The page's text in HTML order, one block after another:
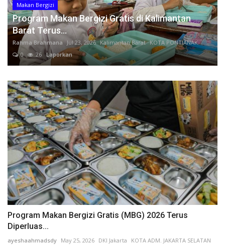
APKOMINDO dan APTIKNAS Dukung Pembentukan Konsorsium Nasional AI Humanoid Indonesia, Dorong Kolaborasi, Standarisasi, dan Aspek Safety Menuju Indonesia sebagai Pemain Global
Ketua Umum APKOMINDO: HUT Bhayangkara ke-80 Momentum Memperkuat Penegakan Hukum dan Keamanan Digital Menuju Indonesia Emas 2045
APKOMINDO, APTIKNAS, BSSN RI dan Yorindo Dorong Transformasi Digital Rumah Sakit melalui Roadshow Nasional AI Driven Secure & Efficient
PERATIN dan FH Universitas Tanjungpura Resmi Jalin Kerja Sama Strategis untuk Memperkuat Ekosistem Hukum Digital dan Pengembangan Profesi Advokat
Soegiharto Santoso Mengucapkan Selamat Hari Suci Galungan dan Kuningan 17 & 27 Juni 2026
Soegiharto Santoso Mengucapkan Selamat Tahun Baru Islam 1 Muharam 1448 Hijriah
Roadshow Nasional AI-Driven di Banten: APKOMINDO, APTIKNAS, KADIN, dan Yorindo Dorong Industri Manufaktur Bangun AI Mandiri serta Perkuat Ekosistem Keamanan Siber
Opini Sekjen PERATIN: Perkara Nadiem Makarim Kuat di Unsur Penyalahgunaan Wewenang, Namun Lemah di Bukti Aliran Dana Pribadi
Soft Launching NCC 2026, APTIKNAS Dorong Percepatan RUU KKS untuk Memperkuat Kedaulatan Digital Indonesia
Prof. Yanto: Kekeliruan Hukum Acara Bukan Pelanggaran Etik Hakim, Koreksi Dilakukan Melalui Upaya Hukum
Makan Bergizi
Program Makan Bergizi Gratis di Kalimantan
Barat Terus...
Rahma Brahmana Jul 23, 2026 Kalimantan Barat KOTA PONTIANAK
0
26 Laporkan
Program Makan Bergizi Gratis (MBG) 2026 Terus
Diperluas...
ayeshaahmadsdy May 25, 2026 DKI Jakarta
KOTA ADM. JAKARTA SELATAN